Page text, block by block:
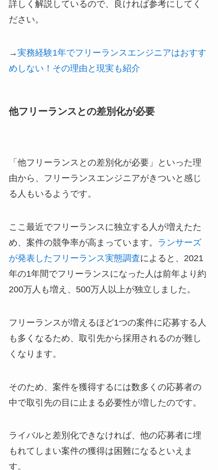
詳しく解説しているので、良ければ参考にしてく
ださい。
→実務経験1年でフリーランスエンジニアはおすす
めしない！その理由と現実も紹介
他フリーランスとの差別化が必要
「他フリーランスとの差別化が必要」といった理
由から、フリーランスエンジニアがきついと感じ
る人もいるようです。
ここ最近でフリーランスに独立する人が増えたた
め、案件の競争率が高まっています。
ランサーズ
が発表したフリーランス実態調査によると、2021
年の1年間でフリーランスになった人は前年より約
200万人も増え、500万人以上が独立しました。
フリーランスが増えるほど1つの案件に応募する人
も多くなるため、取引先から採用されるのが難し
くなります。
そのため、案件を獲得するには数多くの応募者の
中で取引先の目に止まる必要性が増したのです。
ライバルと差別化できなければ、他の応募者に埋
もれてしまい案件の獲得は困難になるといえま
す。